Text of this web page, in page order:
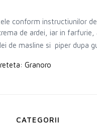
conform instructiunilor de
de ardei, iar in farfurie,
de masline si piper dupa
Granoro
CATEGORII